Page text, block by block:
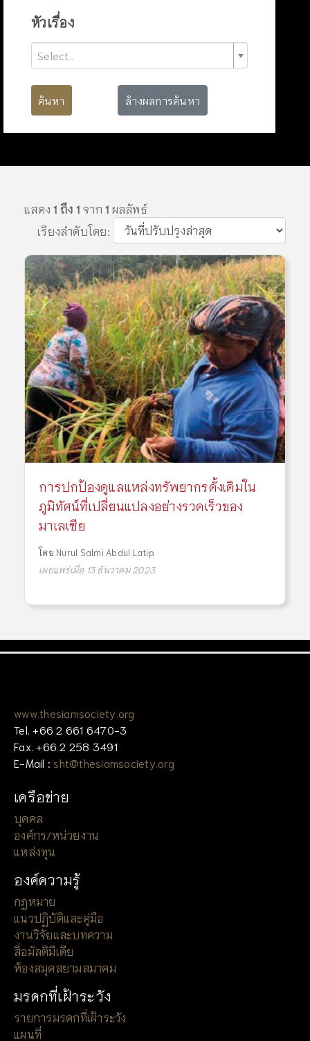
หัวเรื่อง
Select..
ค้นหา ล้างผลการค้นหา
แสดง1 ถึง 1จาก1 ผลลัพธ์
เรียงลำดับโดย:
การปกป้องดูแลแหล่งทรัพยากรดั้งเดิมใน
ภูมิทัศน์ที่เปลี่ยนแปลงอย่างรวดเร็วของ
มาเลเซีย
โดย Nurul Salmi Abdul Latip
เผยแพร่เมื่อ 13 ธันวาคม 2023
www.thesiamsociety.org
Tel. +66 2 661 6470-3
Fax. +66 2 258 3491
E-Mail : sht@thesiamsociety.org
เครือข่าย
บุคคล
องค์กร/หน่วยงาน
แหล่งทุน
องค์ความรู้
กฎหมาย
แนวปฏิบัติและคู่มือ
งานวิจัยและบทความ
สื่อมัลติมีเดีย
ห้องสมุดสยามสมาคม
มรดกที่เฝ้าระวัง
รายการมรดกที่เฝ้าระวัง
แผนที่